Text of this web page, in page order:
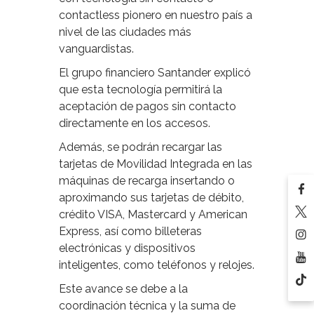
contactless pionero en nuestro país a
nivel de las ciudades más
vanguardistas.
El grupo financiero Santander explicó
que esta tecnología permitirá la
aceptación de pagos sin contacto
directamente en los accesos.
Además, se podrán recargar las
tarjetas de Movilidad Integrada en las
máquinas de recarga insertando o
aproximando sus tarjetas de débito,
crédito VISA, Mastercard y American
Express, así como billeteras
electrónicas y dispositivos
inteligentes, como teléfonos y relojes.
Este avance se debe a la
coordinación técnica y la suma de